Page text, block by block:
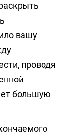
вашу
проводя
большую